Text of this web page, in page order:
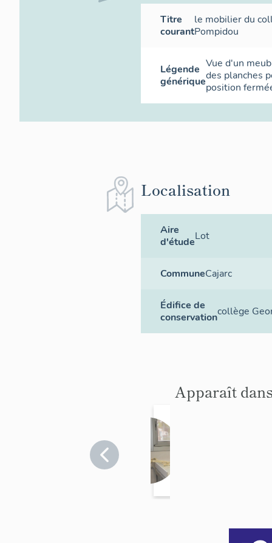
Titre
courant
le mobilier du
Pompidou
Légende
générique
Vue d'un
des planches
position
Localisation
Aire
d'étudeLot
CommuneCajarc
Édifice de
conservationcollège
Apparaît